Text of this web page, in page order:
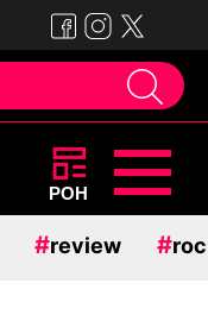
ΡΟΗ
#review #